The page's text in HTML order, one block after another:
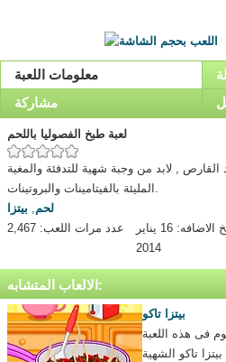
معلومات اللعبة
مشاركة
لعبة طبخ الفصوليا باللحم
القارص , لابد من وجبة شهية للتدفئة والمغية
المليئة بالفيتامينات والبروتينات.
لحم, بيتزا
عدد مرات اللعب: 2,467
تاريخ الاضافه: 16 يناير
2014
الالعاب المتشابه:
بيتزا تاكو
فى هذه اللعبة